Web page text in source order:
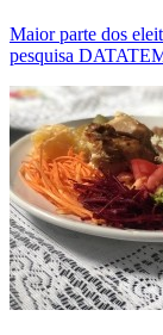
Maior parte dos
pesquisa